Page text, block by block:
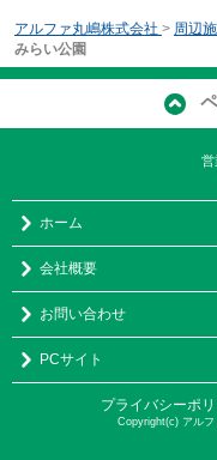
アルファ丸嶋株式会社 > 周辺
みらい公園
営
ホーム
会社概要
お問い合わせ
PCサイト
プライバシーポ
Copyright(c) アル